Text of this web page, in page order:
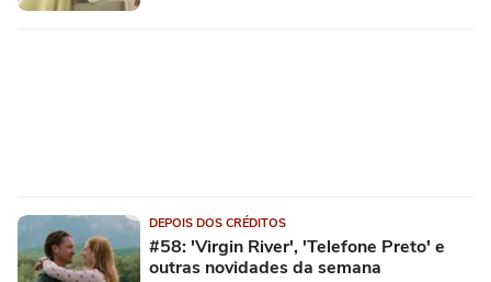
DEPOIS DOS CRÉDITOS
#58: 'Virgin River', 'Telefone Preto' e
outras novidades da semana